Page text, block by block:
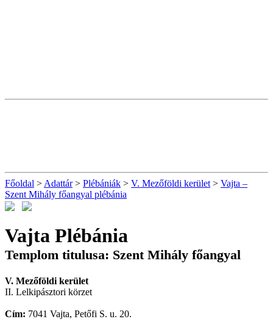
Főoldal > Adattár> Plébániák > V. Mezőföldi kerület > Vajta –
Szent Mihály főangyal plébánia
Vajta Plébánia
Templom titulusa: Szent Mihály főangyal
V. Mezőföldi kerület
II. Lelkipásztori körzet
Cím: 7041 Vajta, Petőfi S. u. 20.